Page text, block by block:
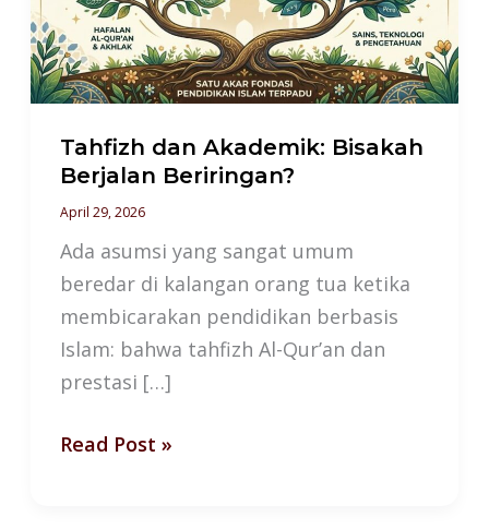
Tahfizh dan Akademik: Bisakah
Berjalan Beriringan?
April 29, 2026
Ada asumsi yang sangat umum
beredar di kalangan orang tua ketika
membicarakan pendidikan berbasis
Islam: bahwa tahfizh Al-Qur’an dan
prestasi […]
Berjalan
Beriringan?
Read Post »